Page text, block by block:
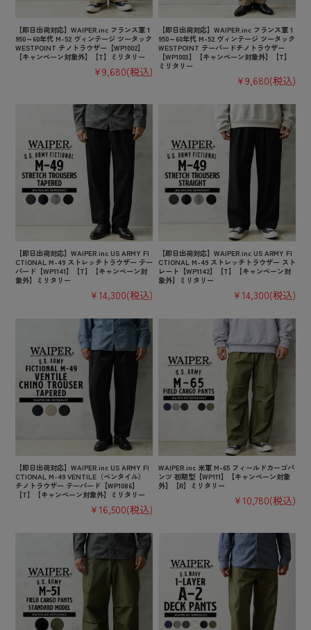
【即日出荷対応】WAIPER.inc フランス軍 1
950～60年代 M-52 ヴィンテージ ツータック
WESTPOINT チノトラウザー【WP1002】
【キャンペーン対象外】【T】ミリタリー
¥9,680(税込)
【即日出荷対応】WAIPER.inc フランス軍 1
950～60年代 M-52 ヴィンテージ ツータック
WESTPOINT テーパードチノトラウザー
【WP1003】【キャンペーン対象外】【T】
ミリタリー
¥9,680(税込)
【即日出荷対応】WAIPER.inc US ARMY FI
CTIONAL M-49 ストレッチトラウザー テー
パード【WP1141】【T】【キャンペーン対
象外】ミリタリー
¥14,300(税込)
【即日出荷対応】WAIPER.inc US ARMY FI
CTIONAL M-49 ストレッチトラウザー スト
レート【WP1142】【T】【キャンペーン対
象外】ミリタリー
¥14,300(税込)
【即日出荷対応】WAIPER.inc US ARMY FI
CTIONAL M-49 VENTILE（ベンタイル）
チノトラウザー テーパード【WP1086】
【T】【キャンペーン対象外】ミリタリー
¥16,500(税込)
WAIPER.inc 米軍 M-65 フィールドカーゴパ
ンツ 初期型【WP111】【キャンペーン対象
外】【R】ミリタリー
¥10,780(税込)